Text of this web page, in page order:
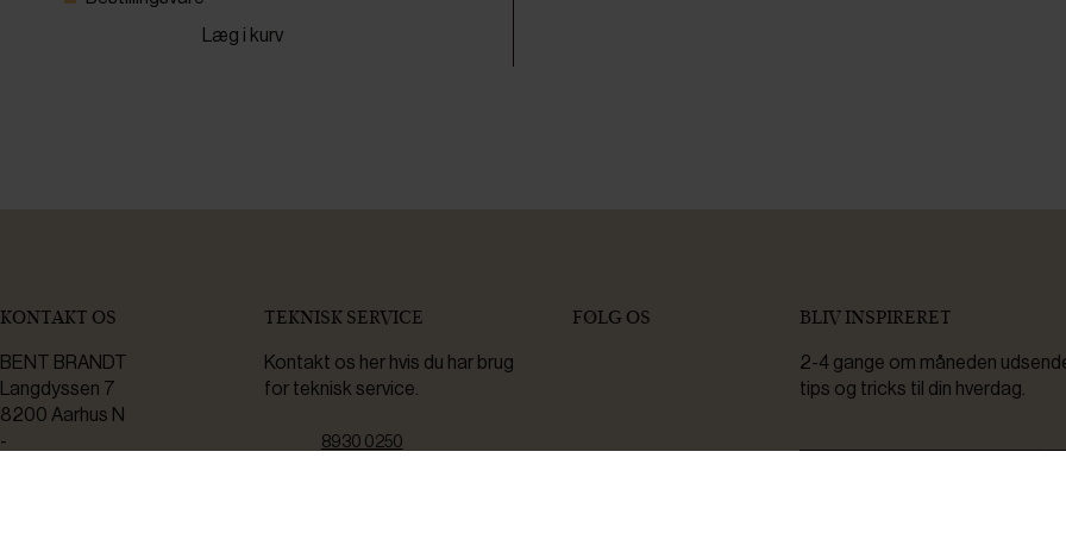
Læg i kurv
KONTAKT OS
BENT BRANDT
Langdyssen 7
8200 Aarhus N
-
TEKNISK SERVICE
Kontakt os her hvis du har brug
for teknisk service.
8930 0250
FØLG OS BLIV INSPIRERET
2-4 gange om måneden
tips og tricks til din hverdag.